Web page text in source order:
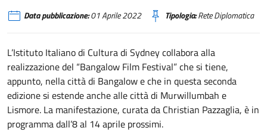
Data pubblicazione:01 Aprile 2022 Tipologia:Rete Diplomatica
L’Istituto Italiano di Cultura di Sydney collabora alla
realizzazione del “Bangalow Film Festival” che si tiene,
appunto, nella città di Bangalow e che in questa seconda
edizione si estende anche alle città di Murwillumbah e
Lismore. La manifestazione, curata da Christian Pazzaglia, è in
programma dall’8 al 14 aprile prossimi.